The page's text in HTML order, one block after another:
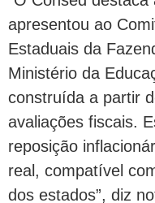
apresentou ao
Estaduais da
Ministério da
construída a partir
avaliações fiscais.
reposição
real, compatível
dos estados”, diz